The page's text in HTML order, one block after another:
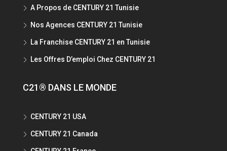
A Propos de CENTURY 21 Tunisie
Nos Agences CENTURY 21 Tunisie
La Franchise CENTURY 21 en Tunisie
Les Offres D’emploi Chez CENTURY 21
C21® DANS LE MONDE
CENTURY 21 USA
CENTURY 21 Canada